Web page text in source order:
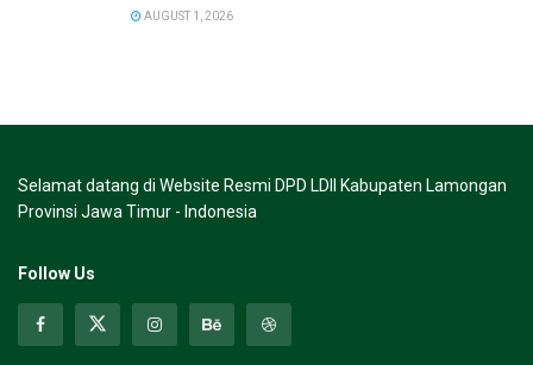
AUGUST 1, 2026
Selamat datang di Website Resmi DPD LDII Kabupaten Lamongan
Provinsi Jawa Timur - Indonesia
Follow Us